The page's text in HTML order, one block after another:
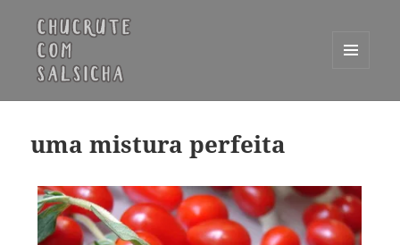
WIDGETS
uma mistura perfeita